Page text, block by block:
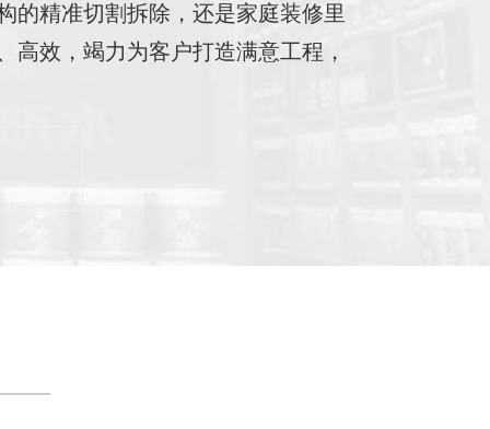
的精准切割拆除，还是家庭装修里
效，竭力为客户打造满意工程，